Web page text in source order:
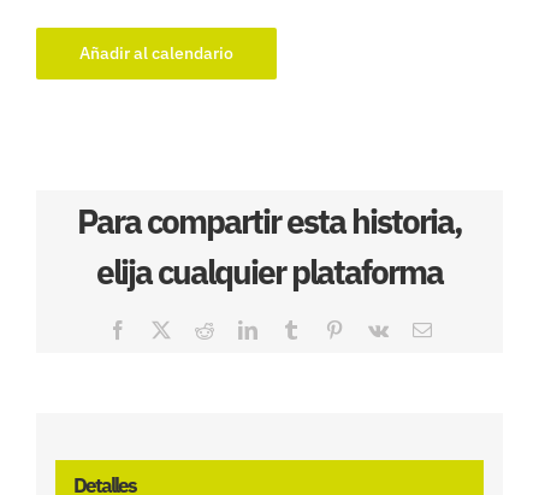
Añadir al calendario
Para compartir esta historia,
elija cualquier plataforma
Facebook RedditLinkedInTumblr Pinterest
Vk
Correo
Detalles